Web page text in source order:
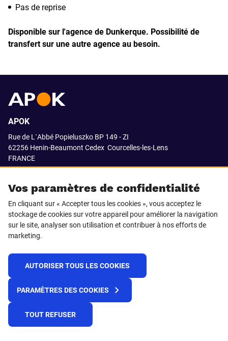
Pas de reprise
Disponible sur l'agence de Dunkerque. Possibilité de
transfert sur une autre agence au besoin.
Vos paramètres de confidentialité
En cliquant sur « Accepter tous les cookies », vous acceptez le
stockage de cookies sur votre appareil pour améliorer la navigation
sur le site, analyser son utilisation et contribuer à nos efforts de
marketing.
AUTORISER TOUS LES COOKIES
PARAMÈTRES DES COOKIES
TOUT REFUSER
APOK
Rue de L´Abbé Popieluszko BP 149 - ZI
62256 Henin-Beaumont Cedex Courcelles-les-Lens
FRANCE
SUIVEZ-NOUS SUR
© 2021 APOK